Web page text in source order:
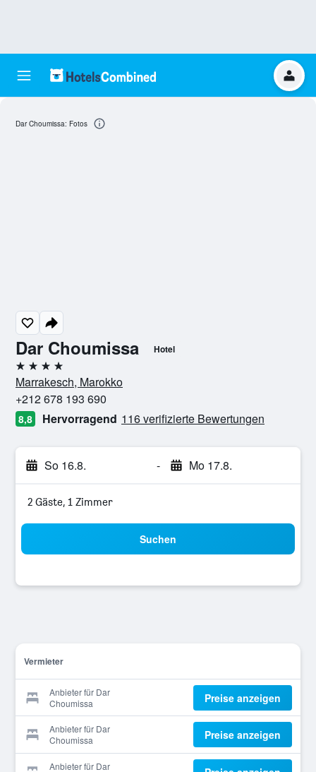
Dar Choumissa Hotel
4 Sterne
Marrakesch, Marokko
+212 678 193 690
8,8 Hervorragend 116 verifizierte Bewertungen
So 16.8. - Mo 17.8.
2 Gäste, 1 Zimmer
Suchen
Vermieter
Anbieter für Dar
Choumissa
Preise anzeigen
Anbieter für Dar
Choumissa
Preise anzeigen
Anbieter für Dar
Dar Choumissa: Fotos